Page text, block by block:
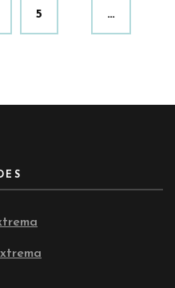
…
Página
5